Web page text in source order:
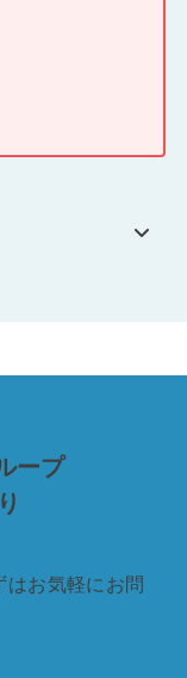
ープ
はお気軽にお問